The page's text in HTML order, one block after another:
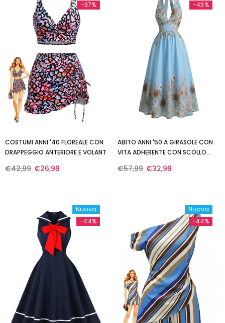
-37%
COSTUMI ANNI '40 FLOREALE CON
DRAPPEGGIO ANTERIORE E VOLANT
€42,99 €26,99
-43%
ABITO ANNI '50 A GIRASOLE CON
VITA ADHERENTE CON SCOLLO
€57,99 €32,99
Nuova
-44%
Nuova
-44%